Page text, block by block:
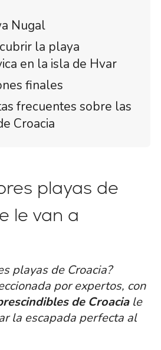
Nugal
la playa
en la isla de Hvar
finales
frecuentes sobre las
Croacia
playas de
le van a
playas de Croacia?
por expertos, con
de Croaciale
la escapada perfecta al